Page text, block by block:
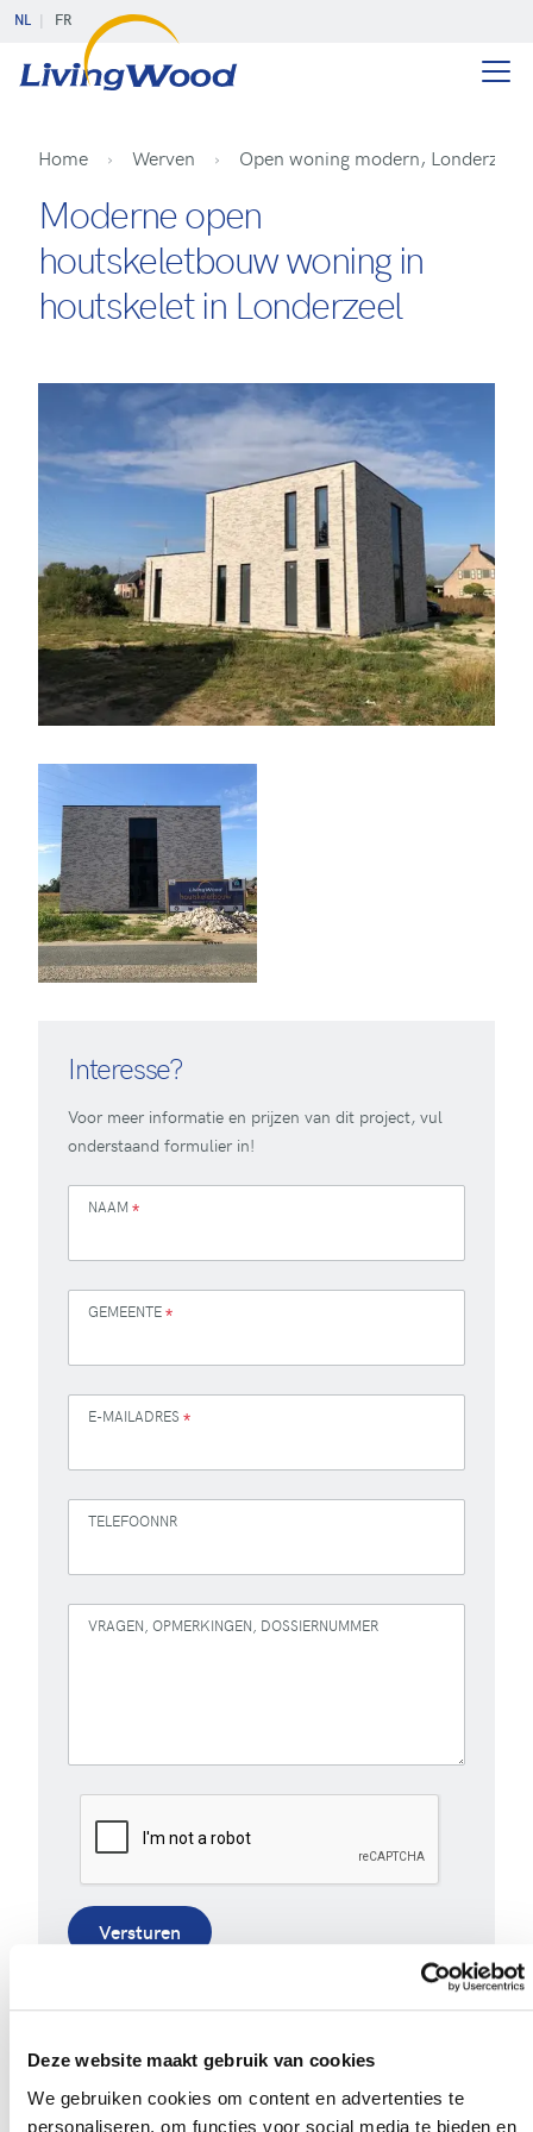
Deze website maakt gebruik van cookies
We gebruiken cookies om content en advertenties te
personaliseren, om functies voor social media te bieden en
NL FR
Home Werven Open woning modern, Londerzeel
Moderne open
houtskeletbouw woning in
houtskelet in Londerzeel
Interesse?
Voor meer informatie en prijzen van dit project, vul
onderstaand formulier in!
NAAM *
GEMEENTE*
E-MAILADRES *
TELEFOONNR
VRAGEN, OPMERKINGEN, DOSSIERNUMMER
Versturen
opmerking. Bekijk ons volledigprivacybeleid